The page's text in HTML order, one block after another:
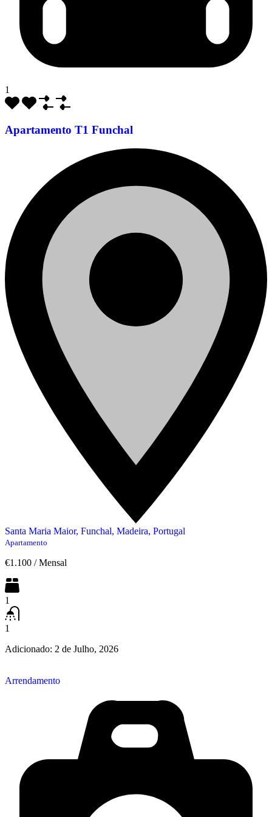
1
Apartamento T1 Funchal
Santa Maria Maior, Funchal, Madeira, Portugal
Apartamento
€1.100 / Mensal
1
1
Adicionado: 2 de Julho, 2026
Arrendamento